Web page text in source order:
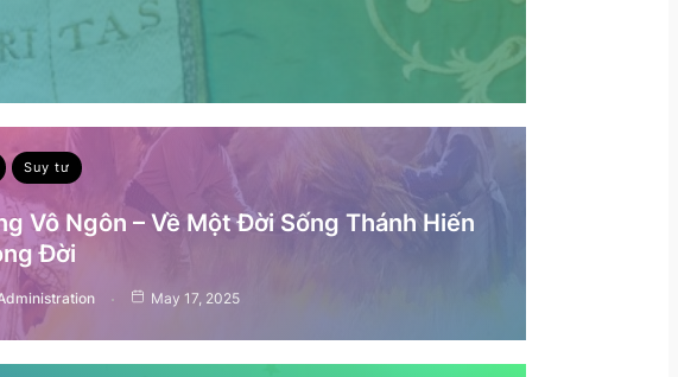
Suy tư
Vô Ngôn – Về Một Đời Sống Thánh Hiến
Đời
May 17, 2025